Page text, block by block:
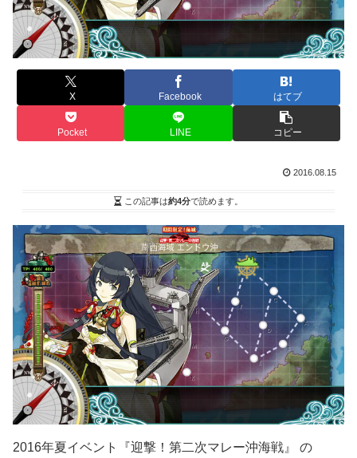
X Facebook はてブ
Pocket LINE コピー
2016.08.15
この記事は約4分で読めます。
2016年夏イベント『迎撃！第二次マレー沖海戦』 の